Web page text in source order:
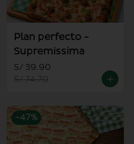
Plan perfecto -
Supremissima
S/ 39.90
S/ 74.70
-47%